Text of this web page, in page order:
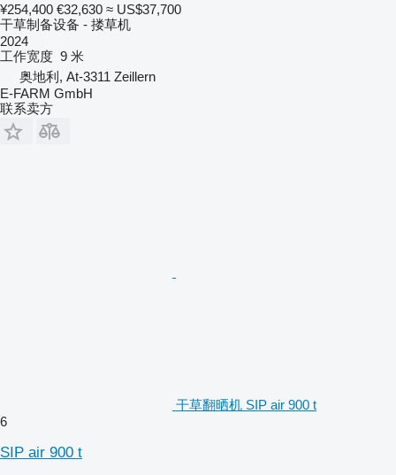
¥254,400 €32,630 ≈ US$37,700
干草制备设备 - 搂草机
2024
工作宽度 9 米
奥地利, At-3311 Zeillern
E-FARM GmbH
联系卖方
干草翻晒机 SIP air 900 t
6
SIP air 900 t